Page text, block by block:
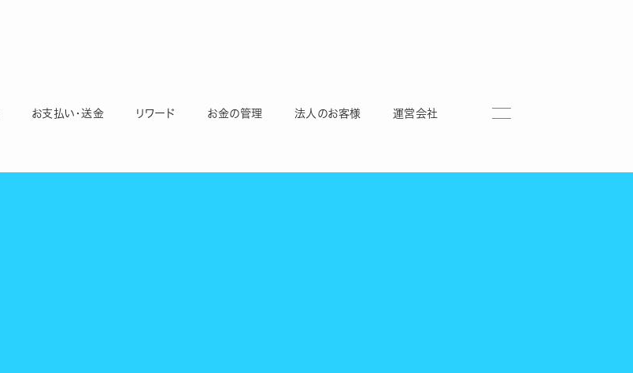
お支払い・送金 リワード お金の管理 法人のお客様 運営会社